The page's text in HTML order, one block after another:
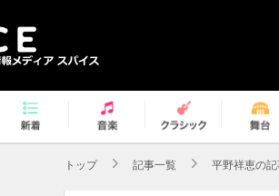
トップ 記事一覧 平野祥恵の